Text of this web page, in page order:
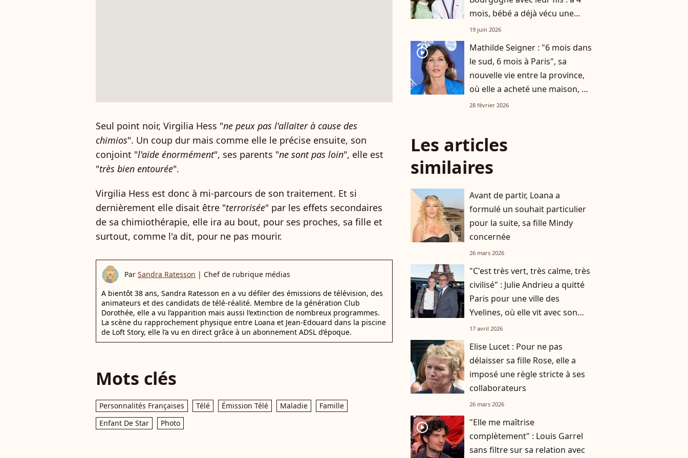
Seul point noir, Virgilia Hess "ne peux pas l'allaiter à cause des
chimios". Un coup dur mais comme elle le précise ensuite, son
conjoint "l'aide énormément", ses parents "ne sont pas loin", elle est
"très bien entourée".
Virgilia Hess est donc à mi-parcours de son traitement. Et si
dernièrement elle disait être "terrorisée" par les effets secondaires
de sa chimiothérapie, elle ira au bout, pour ses proches, sa fille et
surtout, comme l'a dit, pour ne pas mourir.
Par Sandra Ratesson | Chef de rubrique médias
A bientôt 38 ans, Sandra Ratesson en a vu défiler des émissions de télévision, des
animateurs et des candidats de télé-réalité. Membre de la génération Club
Dorothée, elle a vu l’apparition mais aussi l’extinction de nombreux programmes.
La scène du rapprochement physique entre Loana et Jean-Edouard dans la piscine
de Loft Story, elle l’a vu en direct grâce à un abonnement ADSL d’époque.
Mots clés
Personnalités Françaises Télé Émission Télé Maladie
Famille
Enfant De Star
Photo
mois, bébé a déjà vécu une
expérience hors du commun
19 juin 2026
player2
Mathilde Seigner : "6 mois dans
le sud, 6 mois à Paris", sa
nouvelle vie entre la province,
où elle a acheté une maison, et
la capitale
28 février 2026
Les articles
similaires
Avant de partir, Loana a
formulé un souhait particulier
pour la suite, sa fille Mindy
concernée
26 mars 2026
"C'est très vert, très calme, très
civilisé" : Julie Andrieu a quitté
Paris pour une ville des
Yvelines, où elle vit avec son
mari et leurs deux enfants
17 avril 2026
Elise Lucet : Pour ne pas
délaisser sa fille Rose, elle a
imposé une règle stricte à ses
collaborateurs
26 mars 2026
player2
"Elle me maîtrise
complètement" : Louis Garrel
sans filtre sur sa relation avec